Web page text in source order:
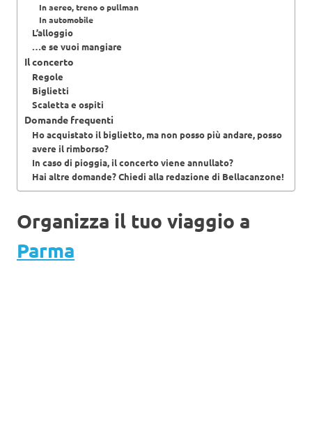
In aereo, treno o pullman
In automobile
L’alloggio
…e se vuoi mangiare
Il concerto
Regole
Biglietti
Scaletta e ospiti
Domande frequenti
Ho acquistato il biglietto, ma non posso più andare, posso
avere il rimborso?
In caso di pioggia, il concerto viene annullato?
Hai altre domande? Chiedi alla redazione di Bellacanzone!
Organizza il tuo viaggio a
Parma